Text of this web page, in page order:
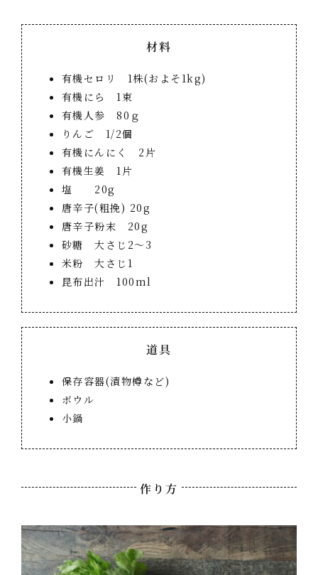
材料
有機セロリ 1株(およそ1kg)
有機にら 1束
有機人参 80ｇ
りんご 1/2個
有機にんにく 2片
有機生姜 1片
塩 20g
唐辛子(粗挽) 20g
唐辛子粉末 20g
砂糖 大さじ2～3
米粉 大さじ1
昆布出汁 100ml
道具
保存容器(漬物樽など)
ボウル
小鍋
作り方